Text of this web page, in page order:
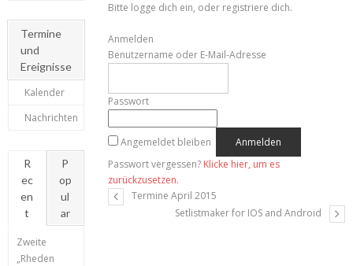
Bitte logge dich ein, oder registriere dich.
Anmelden
Benutzername oder E-Mail-Adresse
Passwort
Angemeldet bleiben
Passwort vergessen? Klicke hier, um es
zurückzusetzen.
Termine April 2015
Setlistmaker for IOS and Android
Termine
und
Ereignisse
Kalender
Nachrichten
R
ec
en
t
P
op
ul
ar
Zweite
„Rheden